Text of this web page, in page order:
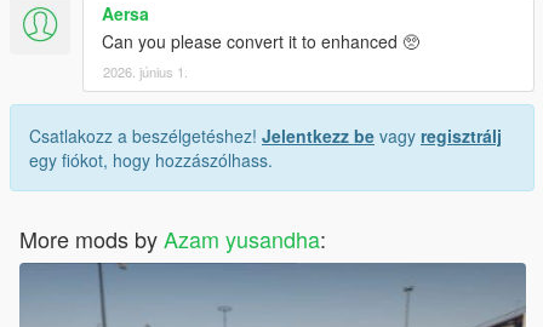
Aersa
Can you please convert it to enhanced 🥺
2026. június 1.
Csatlakozz a beszélgetéshez! Jelentkezz be vagy regisztrálj
egy fiókot, hogy hozzászólhass.
More mods byAzam yusandha: